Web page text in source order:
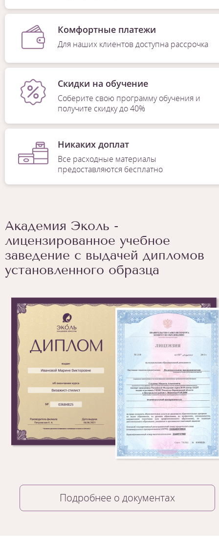
Комфортные платежи
Для наших клиентов доступна рассрочка
Скидки на обучение
Соберите свою программу обучения и
получите скидку до 40%
Никаких доплат
Все расходные материалы
предоставляются бесплатно
Академия Эколь -
лицензированное учебное
заведение с выдачей дипломов
установленного образца
Подробнее о документах